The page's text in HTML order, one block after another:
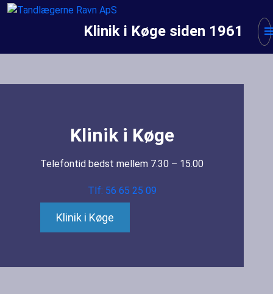
Klinik i Køge siden 1961
Klinik i Køge
Telefontid bedst mellem 7.30 – 15.00
Tlf: 56 65 25 09
Klinik i Køge